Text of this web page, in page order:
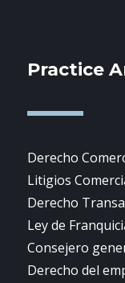
Practice
Derecho
Litigios
Derecho
Ley de
Consejero
Derecho del